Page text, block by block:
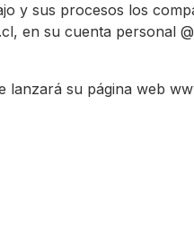
y sus procesos los
en su cuenta personal
lanzará su página web